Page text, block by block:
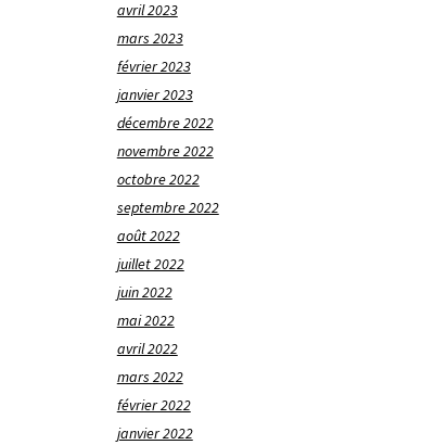
avril 2023
mars 2023
février 2023
janvier 2023
décembre 2022
novembre 2022
octobre 2022
septembre 2022
août 2022
juillet 2022
juin 2022
mai 2022
avril 2022
mars 2022
février 2022
janvier 2022